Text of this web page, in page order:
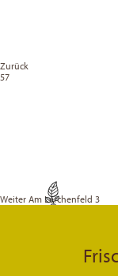
Zurück
57
Weiter Am Lerchenfeld 3